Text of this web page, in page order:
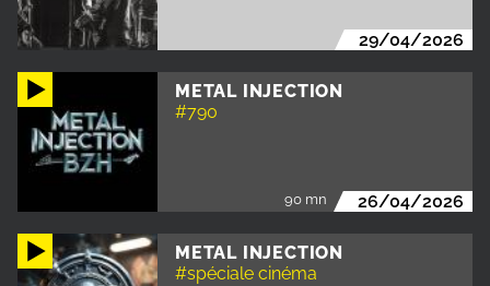
29/04/2026
METAL INJECTION
#790
90 mn 26/04/2026
METAL INJECTION
#spéciale cinéma